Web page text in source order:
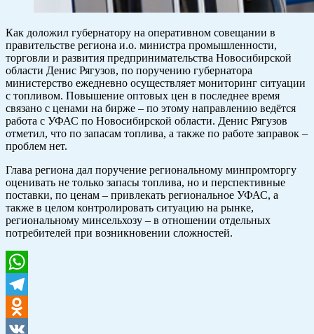
Как доложил губернатору на оперативном совещании в
правительстве региона и.о. министра промышленности,
торговли и развития предпринимательства Новосибирской
области Денис Рягузов, по поручению губернатора
министерство ежедневно осуществляет мониторинг ситуации
с топливом. Повышение оптовых цен в последнее время
связано с ценами на бирже – по этому направлению ведётся
работа с УФАС по Новосибирской области. Денис Рягузов
отметил, что по запасам топлива, а также по работе заправок –
проблем нет.
Глава региона дал поручение региональному минпромторгу
оценивать не только запасы топлива, но и перспективные
поставки, по ценам – привлекать региональное УФАС, а
также в целом контролировать ситуацию на рынке,
региональному минсельхозу – в отношении отдельных
потребителей при возникновении сложностей.
WhatsApp
Telegram
Odnoklassniki